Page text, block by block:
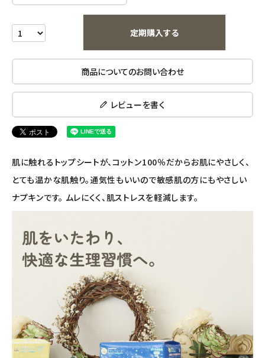
エコメイト
ナチュラプラス
アルマウィン
アルモニベルツ
コラム・スタッフのおすすめ
ご利用ガイド等
アカウント情報
ようこそ ゲスト 様
定期購入する
商品についてのお問い合わせ
レビューを書く
肌に触れるトップシートが、コットン100％だからお肌にやさしく、
とても温かな肌触り。通気性もいいので敏感肌の方にもやさしい
ナプキンです。 ムレにくく、肌ストレスを軽減します。